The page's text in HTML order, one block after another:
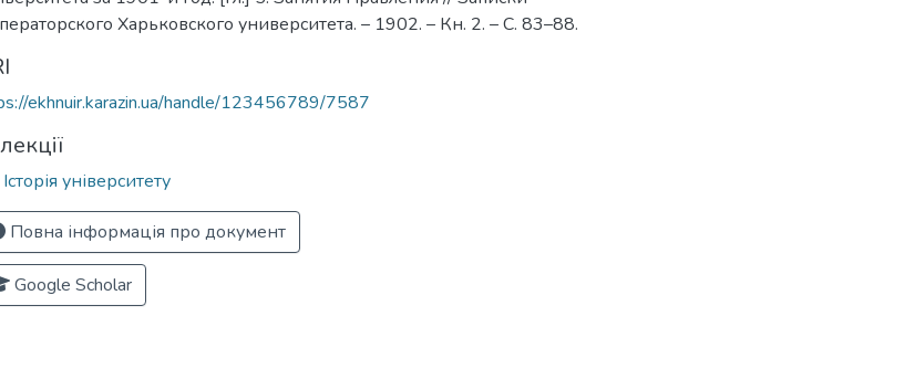
Харьковского университета. – 1902. – Кн. 2. – С. 83–88.
ekhnuir.karazin.ua/handle/123456789/7587
університету
Повна інформація про документ
Google Scholar